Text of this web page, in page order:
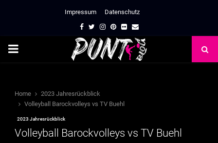
Impressum Datenschutz
Facebook
TwitterInstagram
Pinterest
FlickrEmail
PRIMARY
Home
2023 Jahresrückblick
Volleyball Barockvolleys vs TV Buehl
2023 Jahresrückblick
Volleyball Barockvolleys vs TV Buehl